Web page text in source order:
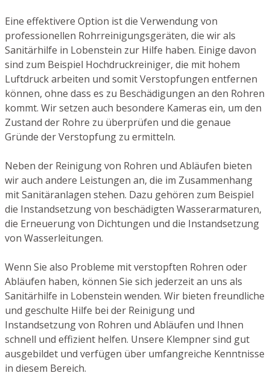
Eine effektivere Option ist die Verwendung von
professionellen Rohrreinigungsgeräten, die wir als
Sanitärhilfe in Lobenstein zur Hilfe haben. Einige davon
sind zum Beispiel Hochdruckreiniger, die mit hohem
Luftdruck arbeiten und somit Verstopfungen entfernen
können, ohne dass es zu Beschädigungen an den Rohren
kommt. Wir setzen auch besondere Kameras ein, um den
Zustand der Rohre zu überprüfen und die genaue
Gründe der Verstopfung zu ermitteln.
Neben der Reinigung von Rohren und Abläufen bieten
wir auch andere Leistungen an, die im Zusammenhang
mit Sanitäranlagen stehen. Dazu gehören zum Beispiel
die Instandsetzung von beschädigten Wasserarmaturen,
die Erneuerung von Dichtungen und die Instandsetzung
von Wasserleitungen.
Wenn Sie also Probleme mit verstopften Rohren oder
Abläufen haben, können Sie sich jederzeit an uns als
Sanitärhilfe in Lobenstein wenden. Wir bieten freundliche
und geschulte Hilfe bei der Reinigung und
Instandsetzung von Rohren und Abläufen und Ihnen
schnell und effizient helfen. Unsere Klempner sind gut
ausgebildet und verfügen über umfangreiche Kenntnisse
in diesem Bereich.